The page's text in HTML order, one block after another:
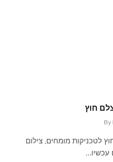
חוץ
By
לטכניקות מומחים, צילום
עכשיו…